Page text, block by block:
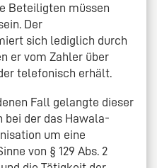
Beteiligten müssen
Der
sich lediglich durch
er vom Zahler über
telefonisch erhält.
Fall gelangte dieser
bei der das Hawala-
um eine
von § 129 Abs. 2